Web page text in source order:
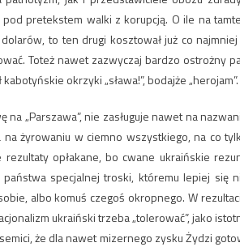
pretekstem walki z korupcją. O ile na
to ten drugi kosztował już co
Toteż nawet zazwyczaj bardzo ostrożny
okrzyki „sława!”, bodajże „herojam”.
„Parszawa”, nie zasługuje nawet na
żyrowaniu w ciemno wszystkiego, na co
opłakane, bo cwane ukraińskie
specjalnej troski, któremu lepiej się
albo komuś czegoś okropnego. W
ukraiński trzeba „tolerować”, jako
że dla nawet mizernego zysku Żydzi